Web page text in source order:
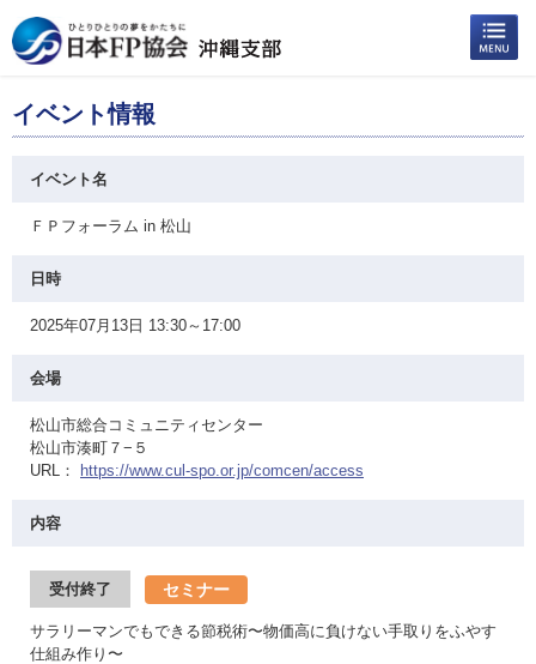
イベント情報
イベント名
ＦＰフォーラム in 松山
日時
2025年07月13日 13:30～17:00
会場
松山市総合コミュニティセンター
松山市湊町７−５
URL：
https://www.cul-spo.or.jp/comcen/access
内容
受付終了 セミナー
サラリーマンでもできる節税術〜物価高に負けない手取りをふやす
仕組み作り〜